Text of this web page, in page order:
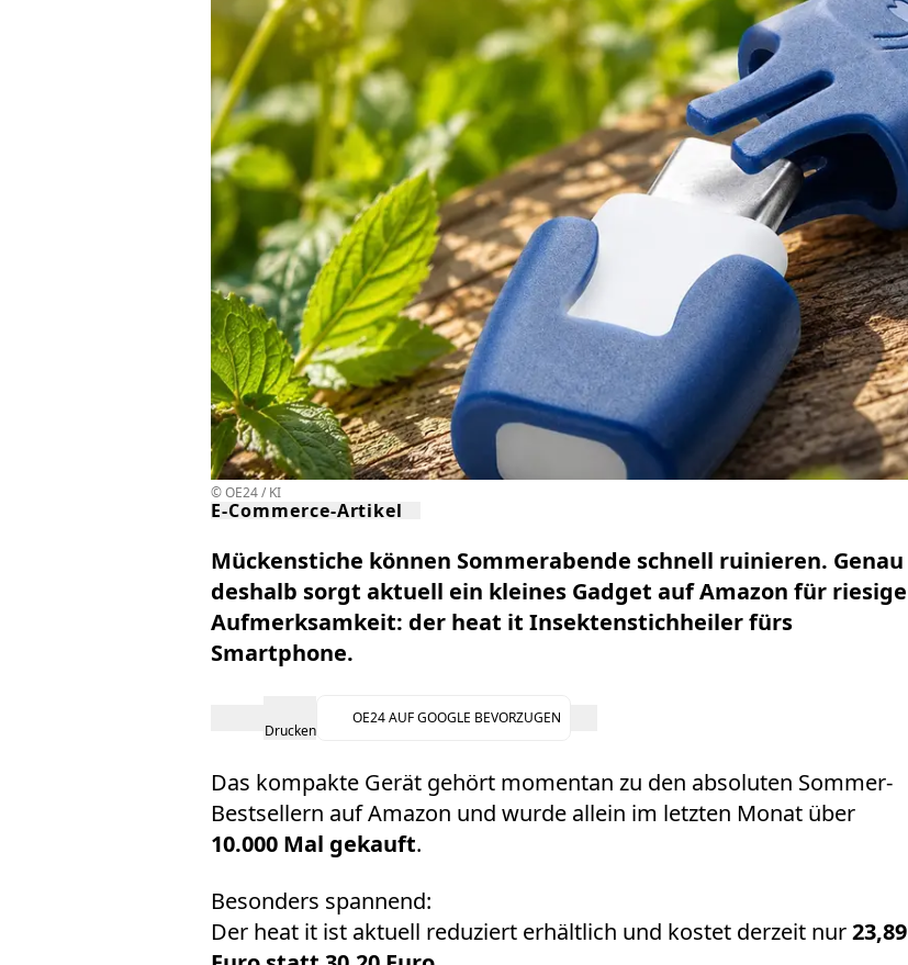
© OE24 / KI
E-Commerce-Artikel
Mückenstiche können Sommerabende schnell ruinieren. Genau
deshalb sorgt aktuell ein kleines Gadget auf Amazon für riesige
Aufmerksamkeit: der heat it Insektenstichheiler fürs
Smartphone.
Drucken
OE24 AUF GOOGLE BEVORZUGEN
Das kompakte Gerät gehört momentan zu den absoluten Sommer-
Bestsellern aufAmazon und wurde allein im letzten Monat über
10.000 Mal gekauft.
Besonders spannend:
Der heat it ist aktuell reduziert erhältlich und kostet derzeit nur23,89